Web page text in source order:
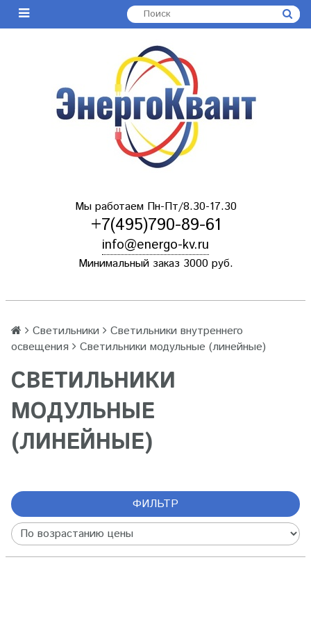
Мы работаем Пн-Пт/8.30-17.30
+7(495)790-89-61
info@energo-kv.ru
Минимальный заказ 3000 руб.
Светильники
Светильники внутреннего
освещения
Светильники модульные (линейные)
СВЕТИЛЬНИКИ
МОДУЛЬНЫЕ
(ЛИНЕЙНЫЕ)
ФИЛЬТР